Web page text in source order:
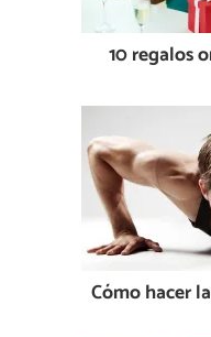
10 regalos
Cómo hacer